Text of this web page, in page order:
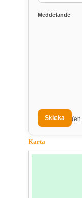
Meddelande
(en
Karta